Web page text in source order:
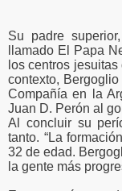
Su padre
llamado El Papa
los centros
contexto,
Compañía en la
Juan D. Perón al
Al concluir su
tanto. “La
32 de edad.
la gente más